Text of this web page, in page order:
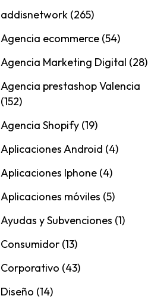
addisnetwork (265)
Agencia ecommerce (54)
Agencia Marketing Digital (28)
Agencia prestashop Valencia
(152)
Agencia Shopify (19)
Aplicaciones Android (4)
Aplicaciones Iphone (4)
Aplicaciones móviles (5)
Ayudas y Subvenciones (1)
Consumidor (13)
Corporativo (43)
Diseño (14)